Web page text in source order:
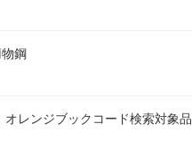
鋼
オレンジブックコード検索対象品